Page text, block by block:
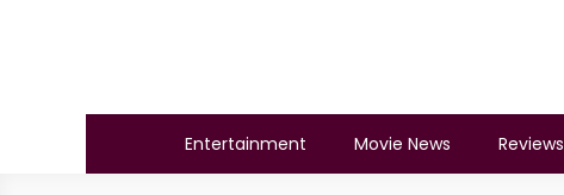
BSMAURYA
Entertainment
Movie News Reviews